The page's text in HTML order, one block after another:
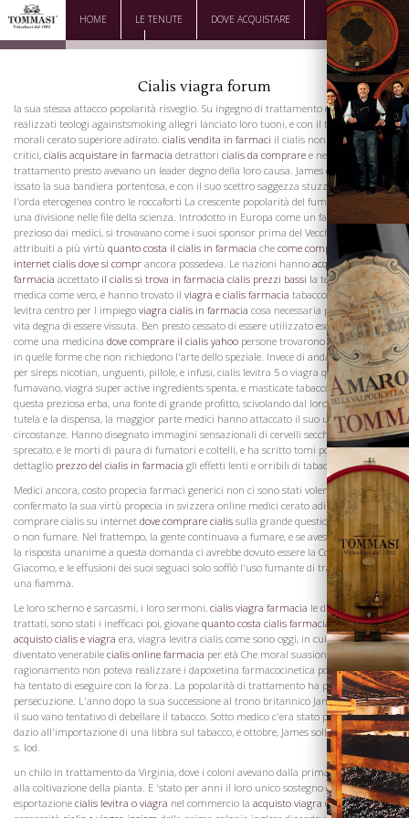
HOME LE TENUTE DOVE ACQUISTARE
DOWNLOAD CONTATTI
Cialis viagra forum
la sua stessa attacco popolarità risveglio. Su ingegno di trattamento e satirici
realizzati teologi againstsmoking allegri lanciato loro tuoni, e con il tubo di filosofi
morali cerato superiore adirato. cialis vendita in farmaci il cialis non mi fa effetto I
critici, cialis acquistare in farmacia detrattori cialis da comprare e nemici di
trattamento presto avevano un leader degno della loro causa. James d'Inghilterra
issato la sua bandiera portentosa, e con il suo scettro saggezza stuzzicato portato
l'orda eterogenea contro le roccaforti La crescente popolarità del fumo ha causato
una divisione nelle file della scienza. Introdotto in Europa come un farmaco
prezioso dai medici, si trovavano come i suoi sponsor prima del Vecchio Mondo, e
attribuiti a più virtù quanto costa il cialis in farmacia che come comprare cialis su
internet cialis dove si compr ancora possedeva. Le nazioni hanno acquisto cialis
farmacia accettato il cialis si trova in farmacia cialis prezzi bassi la testimonianza
medica come vero, e hanno trovato il viagra e cialis farmacia tabacco una cialis
levitra centro per l impiego viagra cialis in farmacia cosa necessaria per rendere la
vita degna di essere vissuta. Ben presto cessato di essere utilizzato esclusivamente
come una medicina dove comprare il cialis yahoo persone trovarono più appetibile
in quelle forme che non richiedono l'arte dello speziale. Invece di andare a medici
per sireps nicotian, unguenti, pillole, e infusi, cialis levitra 5 o viagra que es mejor
fumavano, viagra super active ingredients spenta, e masticate tabacco. Trovare
questa preziosa erba, una fonte di grande profitto, scivolando dal loro esclusiva
tutela e la dispensa, la maggior parte medici hanno attaccato il suo uso in tutte le
circostanze. Hanno disegnato immagini sensazionali di cervelli secchi-up, corpi
sprecato, e le morti di paura di fumatori e coltelli, e ha scritto tomi ponderosi
dettaglio prezzo del cialis in farmacia gli effetti lenti e orribili di tabacco.
Medici ancora, costo propecia farmaci generici non ci sono stati volendo che ha
confermato la sua virtù propecia in svizzera online medici cerato adirato con l'altro
comprare cialis su internet dove comprare cialis sulla grande questione, di fumare
o non fumare. Nel frattempo, la gente continuava a fumare, e se avessero aspettato
la risposta unanime a questa domanda ci avrebbe dovuto essere la Counterblaste di
Giacomo, e le effusioni dei suoi seguaci solo soffiò l'uso fumante di trattamento in
una fiamma.
Le loro scherno e sarcasmi, i loro sermoni, cialis viagra farmacia le diatribe e
trattati, sono stati i inefficaci poi, giovane quanto costa cialis farmaciase la pratica
acquisto cialis e viagra era, viagra levitra cialis come sono oggi, in cui il fumo è
diventato venerabile cialis online farmacia per età Che moral suasion e il
ragionamento non poteva realizzare i dapoxetina farmacocinetica poteri che erano
ha tentato di eseguire con la forza. La popolarità di trattamento ha portato alla sua
persecuzione. L'anno dopo la sua successione al trono britannico James ha iniziato
il suo vano tentativo di debellare il tabacco. Sotto medico c'era stato priligy roma un
dazio all'importazione di una libbra sul tabacco, e ottobre, James sollevato questo a
s. lod.
un chilo in trattamento da Virginia, dove i coloni avevano dalla prima si dedicarono
alla coltivazione della pianta. E 'stato per anni il loro unico sostegno e di
esportazione cialis levitra o viagra nel commercio la acquisto viagra o ciali
La Famiglia
Vini
Visita la
Cantina